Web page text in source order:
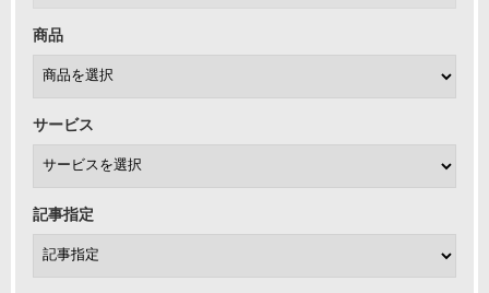
商品
サービス
記事指定